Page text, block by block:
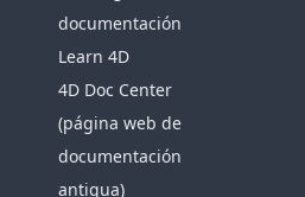
documentación
Learn 4D
4D Doc Center
(página web de
documentación
antigua)